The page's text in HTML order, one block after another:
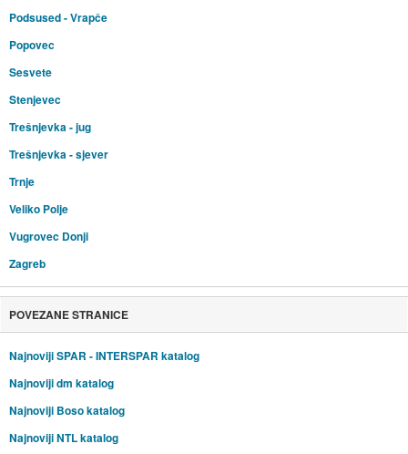
Podsused - Vrapče
Popovec
Sesvete
Stenjevec
Trešnjevka - jug
Trešnjevka - sjever
Trnje
Veliko Polje
Vugrovec Donji
Zagreb
POVEZANE STRANICE
Najnoviji SPAR - INTERSPAR katalog
Najnoviji dm katalog
Najnoviji Boso katalog
Najnoviji NTL katalog